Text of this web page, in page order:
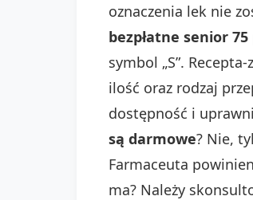
oznaczenia lek nie
bezpłatne senior 75
symbol „S”.
ilość oraz rodzaj
dostępność i
są darmowe? Nie,
Farmaceuta
ma? Należy